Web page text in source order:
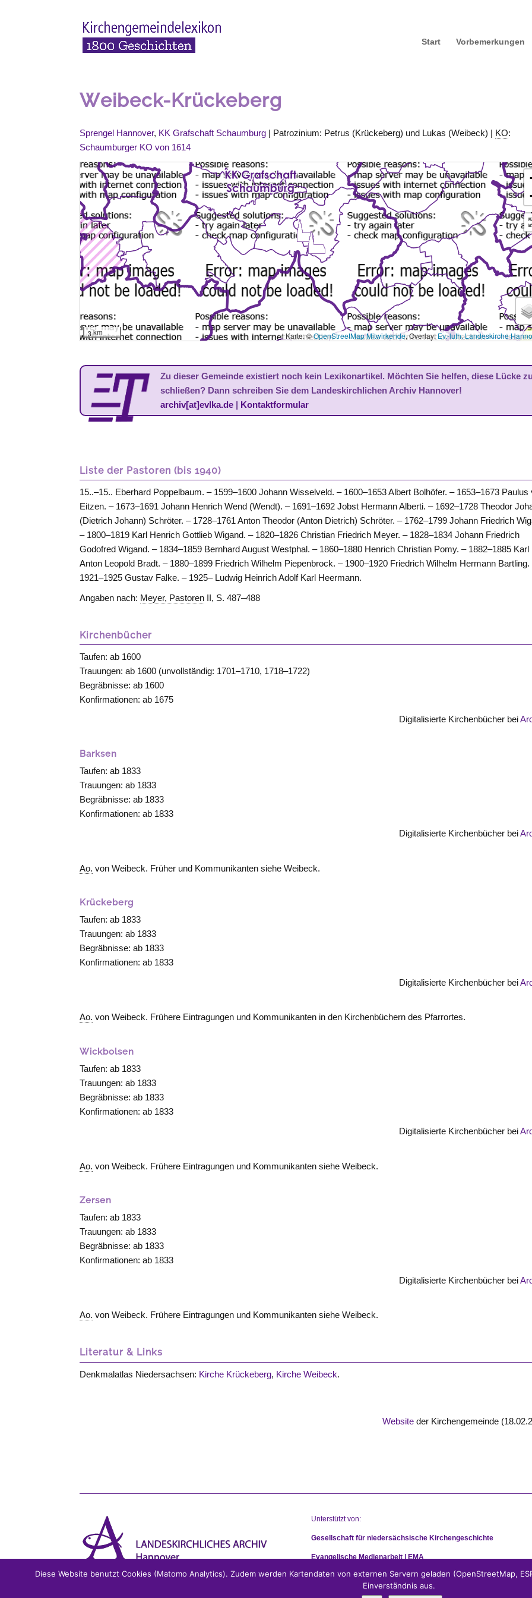
Start Vorbemerkungen
Weibeck-Krückeberg
Sprengel Hannover, KK Grafschaft Schaumburg | Patrozinium: Petrus (Krückeberg) und Lukas (Weibeck) | KO:
Schaumburger KO von 1614
3 km Karte: ©OpenStreetMap Mitwirkende, Overlay:Ev.-luth. Landeskirche
Zu dieser Gemeinde existiert noch kein Lexikonartikel. Möchten Sie helfen, diese Lücke zu
schließen? Dann schreiben Sie dem Landeskirchlichen Archiv Hannover!
archiv[at]evlka.de | Kontaktformular
Liste der Pastoren (bis 1940)
15..–15.. Eberhard Poppelbaum. – 1599–1600 Johann Wisselveld. – 1600–1653 Albert Bolhöfer. – 1653–1673 Paulus
Eitzen. – 1673–1691 Johann Henrich Wend (Wendt). – 1691–1692 Jobst Hermann Alberti. – 1692–1728 Theodor
(Dietrich Johann) Schröter. – 1728–1761 Anton Theodor (Anton Dietrich) Schröter. – 1762–1799 Johann Friedrich
– 1800–1819 Karl Henrich Gottlieb Wigand. – 1820–1826 Christian Friedrich Meyer. – 1828–1834 Johann Friedrich
Godofred Wigand. – 1834–1859 Bernhard August Westphal. – 1860–1880 Henrich Christian Pomy. – 1882–1885 Karl
Anton Leopold Bradt. – 1880–1899 Friedrich Wilhelm Piepenbrock. – 1900–1920 Friedrich Wilhelm Hermann Bartling.
1921–1925 Gustav Falke. – 1925– Ludwig Heinrich Adolf Karl Heermann.
Angaben nach: Meyer, Pastoren II, S. 487–488
Kirchenbücher
Taufen: ab 1600
Trauungen: ab 1600 (unvollständig: 1701–1710, 1718–1722)
Begräbnisse: ab 1600
Konfirmationen: ab 1675
Digitalisierte Kirchenbücher bei
Barksen
Taufen: ab 1833
Trauungen: ab 1833
Begräbnisse: ab 1833
Konfirmationen: ab 1833
Digitalisierte Kirchenbücher bei
Ao. von Weibeck. Früher und Kommunikanten siehe Weibeck.
Krückeberg
Taufen: ab 1833
Trauungen: ab 1833
Begräbnisse: ab 1833
Konfirmationen: ab 1833
Digitalisierte Kirchenbücher bei
Ao. von Weibeck. Frühere Eintragungen und Kommunikanten in den Kirchenbüchern des Pfarrortes.
Wickbolsen
Taufen: ab 1833
Trauungen: ab 1833
Begräbnisse: ab 1833
Konfirmationen: ab 1833
Digitalisierte Kirchenbücher bei
Ao. von Weibeck. Frühere Eintragungen und Kommunikanten siehe Weibeck.
Zersen
Taufen: ab 1833
Trauungen: ab 1833
Begräbnisse: ab 1833
Konfirmationen: ab 1833
Digitalisierte Kirchenbücher bei
Ao. von Weibeck. Frühere Eintragungen und Kommunikanten siehe Weibeck.
Literatur & Links
Denkmalatlas Niedersachsen: Kirche Krückeberg, Kirche Weibeck.
Website der Kirchengemeinde
Unterstützt von:
Gesellschaft für niedersächsische Kirchengeschichte
Evangelische Medienarbeit | EMA
Diese Website benutzt Cookies (Matomo Analytics). Zudem werden Kartendaten von externen Servern geladen (OpenStreetMap,
Einverständnis aus.